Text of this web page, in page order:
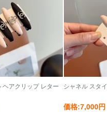
ヘアクリップ レター シャネル スタ
価格:7,000円